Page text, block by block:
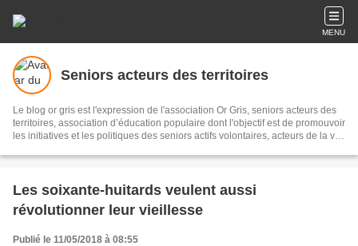
MENU
Seniors acteurs des territoires
Le blog or gris est l'expression de l'association Or Gris, seniors acteurs des
territoires, association d’éducation populaire dont l'objectif est de promouvoir
les initiatives et les politiques des seniors actifs volontaires, acteurs de la vie
territoires. Il s'agit de recueillir et diffuser initiatives et informations sur le
Les soixante-huitards veulent aussi
révolutionner leur vieillesse
Publié le 11/05/2018 à 08:55